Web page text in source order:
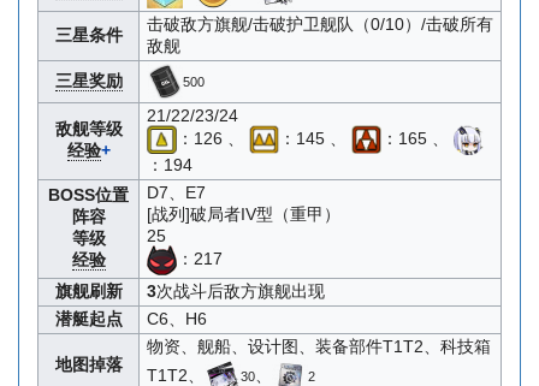
三星条件
击破敌方旗舰/击破护卫舰队（0/10）/击破所有
敌舰
三星奖励
500
敌舰等级
经验+
21/22/23/24
：126 、
：145 、
：165 、
：194
BOSS位置
阵容
等级
经验
D7、E7
[战列]破局者IV型（重甲）
25
：217
旗舰刷新
3次战斗后敌方旗舰出现
潜艇起点
C6、H6
地图掉落
物资、舰船、设计图、装备部件T1T2、科技箱
T1T2、
30、 2